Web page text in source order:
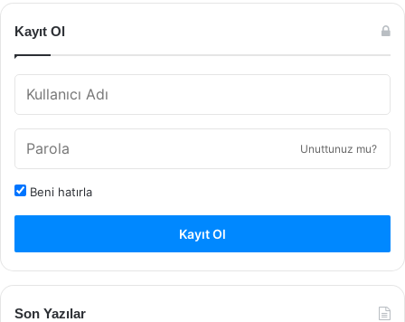
Kayıt Ol
Unuttunuz mu?
Beni hatırla
Kayıt Ol
Son Yazılar